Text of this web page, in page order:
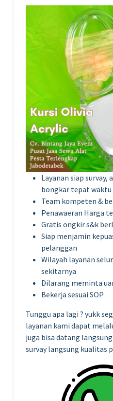
Layanan siap
bongkar tepat waktu
Team kompeten &
Penawaeran Harga
Gratis ongkir s&k
Siap menjamin
pelanggan
Wilayah layanan
sekitarnya
Dilarang meminta
Bekerja sesuai SOP
Tunggu apa lagi ? yukk
layanan kami dapat
juga bisa datang
survay langsung kualitas